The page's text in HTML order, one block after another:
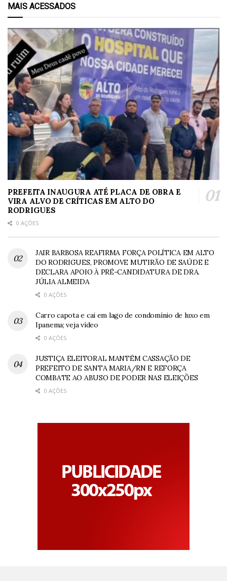
MAIS ACESSADOS
PREFEITA INAUGURA ATÉ PLACA DE OBRA E
VIRA ALVO DE CRÍTICAS EM ALTO DO
RODRIGUES
0 AÇÕES
JAIR BARBOSA REAFIRMA FORÇA POLÍTICA EM ALTO
DO RODRIGUES, PROMOVE MUTIRÃO DE SAÚDE E
DECLARA APOIO À PRÉ-CANDIDATURA DE DRA.
JÚLIA ALMEIDA
0 AÇÕES
Carro capota e cai em lago de condomínio de luxo em
Ipanema; veja vídeo
0 AÇÕES
JUSTIÇA ELEITORAL MANTÉM CASSAÇÃO DE
PREFEITO DE SANTA MARIA/RN E REFORÇA
COMBATE AO ABUSO DE PODER NAS ELEIÇÕES
0 AÇÕES